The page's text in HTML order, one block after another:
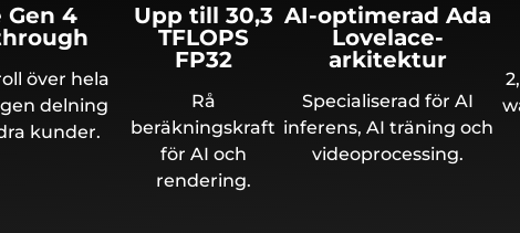
Gen 4
över hela
delning
kunder.
Upp till 30,3
TFLOPS
FP32
Rå
beräkningskraft
för AI och
rendering.
AI-optimerad Ada
Lovelace-
arkitektur
Specialiserad för AI
inferens, AI träning och
videoprocessing.